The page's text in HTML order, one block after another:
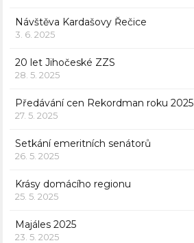
Návštěva Kardašovy Řečice
3. 6. 2025
20 let Jihočeské ZZS
28. 5. 2025
Předávání cen Rekordman roku 2025
27. 5. 2025
Setkání emeritních senátorů
26. 5. 2025
Krásy domácího regionu
25. 5. 2025
Majáles 2025
23. 5. 2025